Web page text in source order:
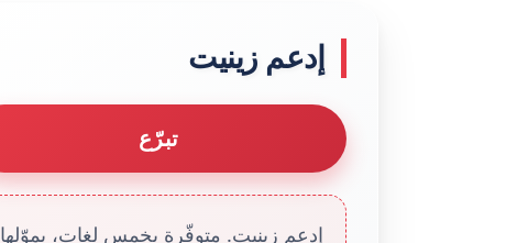
إدعم زينيت
تبرّع
إدعم زينيت. متوفّرة بخمس لغات، يموّلها